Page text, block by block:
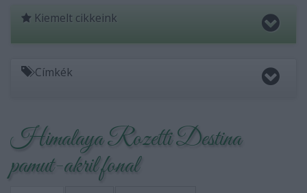
Kiemelt cikkeink
Címkék
Himalaya Rozetti Destina
pamut-akril fonal